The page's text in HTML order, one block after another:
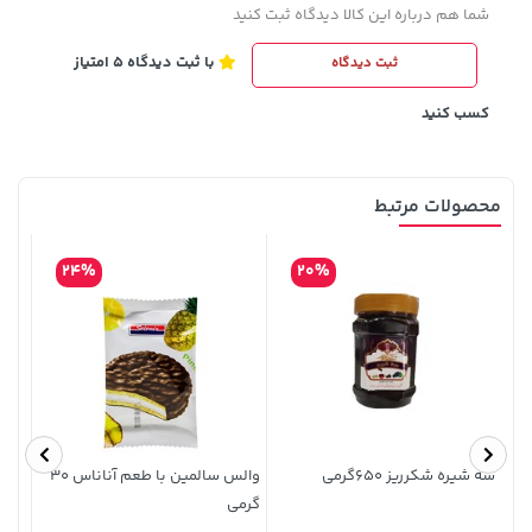
90,000
خرید
185,000 تومان
3,679,000 تومان
4,780,000
شما هم درباره این کالا دیدگاه ثبت کنید
ثبت دیدگاه با ثبت دیدگاه 5 امتیاز
کسب کنید
محصولات مرتبط
سه شیره شکرریز 650گرمی
20%
والس سالمین با طعم آناناس 30
گرمی
24%